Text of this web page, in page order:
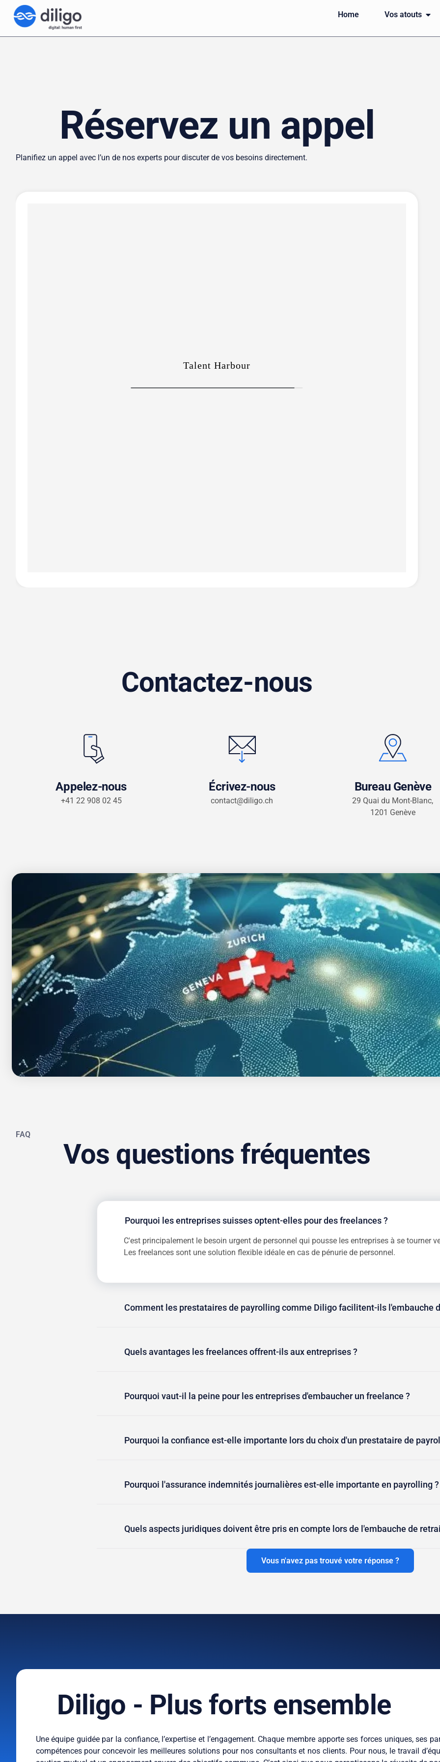
Home Vos atouts
Réservez un appel
Planifiez un appel avec l’un de nos experts pour discuter de vos besoins directement.
Contactez-nous
Appelez-nous
+41 22 908 02 45
Écrivez-nous
contact@diligo.ch
Bureau Genève
29 Quai du Mont-Blanc,
1201 Genève
FAQ
Vos questions fréquentes
Pourquoi les entreprises suisses optent-elles pour des freelances ?
C'est principalement le besoin urgent de personnel qui pousse les entreprises à se tourner
Les freelances sont une solution flexible idéale en cas de pénurie de personnel.
Comment les prestataires de payrolling comme Diligo facilitent-ils l'embauche
Quels avantages les freelances offrent-ils aux entreprises ?
Pourquoi vaut-il la peine pour les entreprises d'embaucher un freelance ?
Pourquoi la confiance est-elle importante lors du choix d'un prestataire de
Pourquoi l'assurance indemnités journalières est-elle importante en payrolling ?
Quels aspects juridiques doivent être pris en compte lors de l'embauche de
Vous n'avez pas trouvé votre réponse ?
Diligo - Plus forts ensemble
Une équipe guidée par la confiance, l’expertise et l’engagement. Chaque membre apporte ses forces uniques, ses
compétences pour concevoir les meilleures solutions pour nos consultants et nos clients. Pour nous, le travail